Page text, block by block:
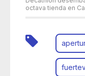
octava tienda en